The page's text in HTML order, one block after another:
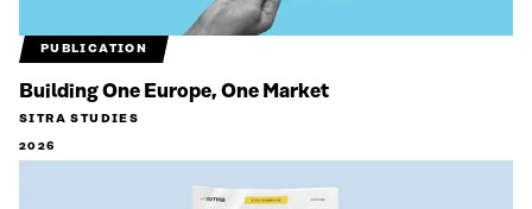
PUBLICATION
Building One Europe, One Market
SITRA STUDIES
2026